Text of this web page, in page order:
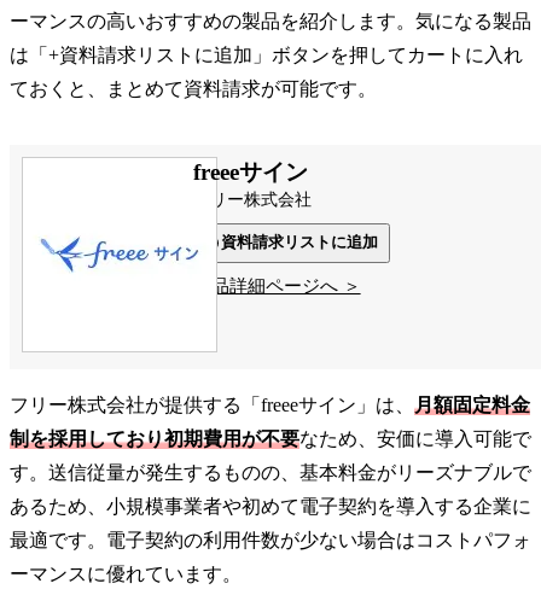
ーマンスの高いおすすめの製品を紹介します。気になる製品
は「+資料請求リストに追加」ボタンを押してカートに入れ
ておくと、まとめて資料請求が可能です。
freeeサイン
フリー株式会社
資料請求リストに追加
製品詳細ページへ ＞
フリー株式会社が提供する「freeeサイン」は、 月額固定料金
制を採用しており初期費用が不要なため、安価に導入可能で
す。送信従量が発生するものの、基本料金がリーズナブルで
あるため、小規模事業者や初めて電子契約を導入する企業に
最適です。電子契約の利用件数が少ない場合はコストパフォ
ーマンスに優れています。